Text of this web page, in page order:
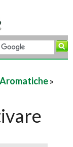
Aromatiche»